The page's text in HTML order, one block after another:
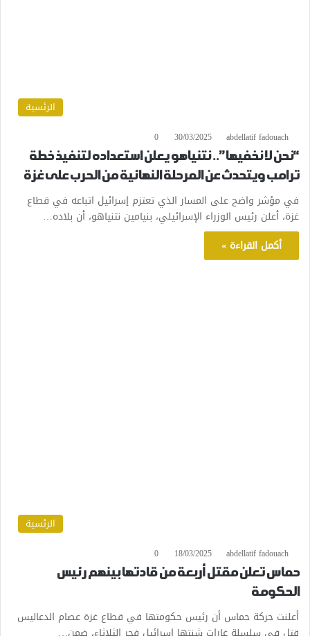
الرئسية
abdellatif fadouach
30/03/2025
0
“نحن لا نخفيها”.. نتنياهو يعلن استعداده لتنفيذ خطة
ترامب ويتحدث عن المرحلة النهائية من الحرب على غزة
في مؤشر واضح على المسار الذي تعتزم إسرائيل اتباعه في قطاع
غزة، أعلن رئيس الوزراء الإسرائيلي، بنيامين نتنياهو، أن بلاده…
أكمل القراءة »
الرئسية
abdellatif fadouach
18/03/2025
0
حماس تعلن مقتل أربعة من قادتها بينهم رئيس
الحكومة
أعلنت حركة حماس أن رئيس حكومتها في قطاع غزة عصام الدعاليس